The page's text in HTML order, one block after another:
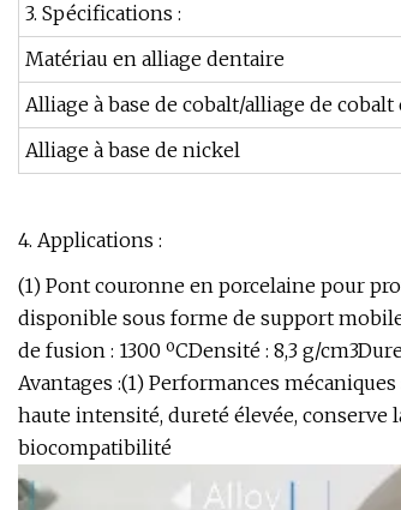
3. Spécifications :
Matériau en alliage dentaire
Alliage à base de cobalt/alliage de
Alliage à base de nickel
4. Applications :
(1) Pont couronne en porcelaine pour
disponible sous forme de support
de fusion : 1300 ºCDensité : 8,3 g/
Avantages :(1) Performances
haute intensité, dureté élevée, conserve
biocompatibilité